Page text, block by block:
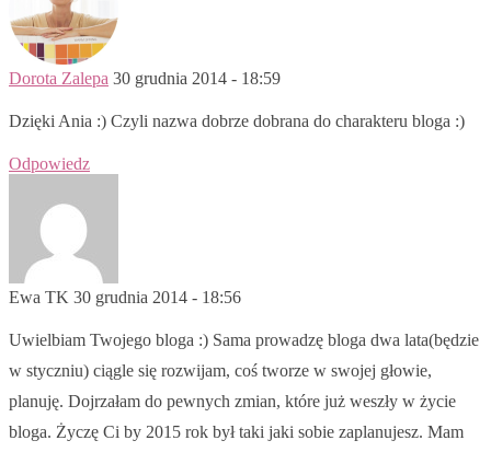
Dorota Zalepa 30 grudnia 2014 - 18:59
Dzięki Ania :) Czyli nazwa dobrze dobrana do charakteru bloga :)
Odpowiedz
Ewa TK 30 grudnia 2014 - 18:56
Uwielbiam Twojego bloga :) Sama prowadzę bloga dwa lata(będzie
w styczniu) ciągle się rozwijam, coś tworze w swojej głowie,
planuję. Dojrzałam do pewnych zmian, które już weszły w życie
bloga. Życzę Ci by 2015 rok był taki jaki sobie zaplanujesz. Mam